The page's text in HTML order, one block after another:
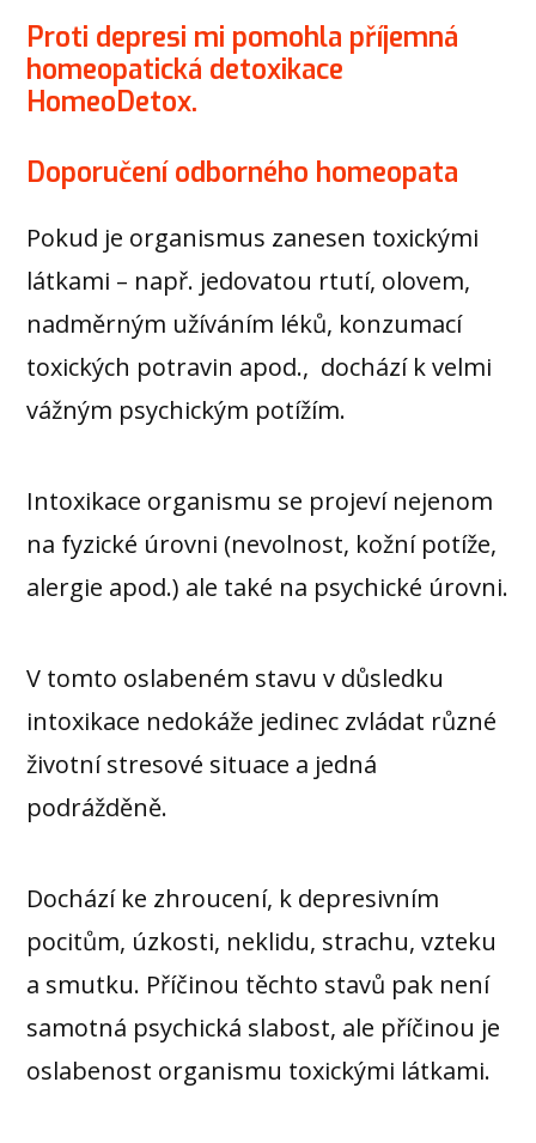
Proti depresi mi pomohla příjemná
homeopatická detoxikace
HomeoDetox.
Doporučení odborného homeopata
Pokud je organismus zanesen toxickými
látkami – např. jedovatou rtutí, olovem,
nadměrným užíváním léků, konzumací
toxických potravin apod., dochází k velmi
vážným psychickým potížím.
Intoxikace organismu se projeví nejenom
na fyzické úrovni (nevolnost, kožní potíže,
alergie apod.) ale také na psychické úrovni.
V tomto oslabeném stavu v důsledku
intoxikace nedokáže jedinec zvládat různé
životní stresové situace a jedná
podrážděně.
Dochází ke zhroucení, k depresivním
pocitům, úzkosti, neklidu, strachu, vzteku
a smutku. Příčinou těchto stavů pak není
samotná psychická slabost, ale příčinou je
oslabenost organismu toxickými látkami.